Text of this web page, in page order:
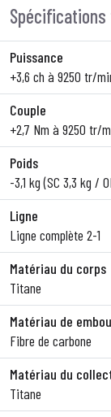
Puissance
+3,6 ch à 9250 tr/
Couple
+2,7 Nm à 9250 tr/
Poids
-3,1 kg (SC 3,3 kg /
Ligne
Ligne complète 2-1
Matériau du corps
Titane
Matériau de
Fibre de carbone
Matériau du
Titane